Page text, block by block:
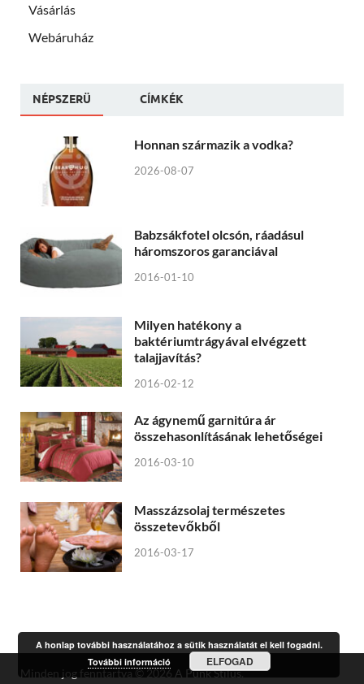
Vásárlás
Webáruház
NÉPSZERÜ CÍMKÉK
Honnan származik a vodka?
2026-08-07
Babzsákfotel olcsón, ráadásul
háromszoros garanciával
2016-01-10
Milyen hatékony a
baktériumtrágyával elvégzett
talajjavítás?
2016-02-12
Az ágynemű garnitúra ár
összehasonlításának lehetőségei
2016-03-10
Masszázsolaj természetes
összetevőkből
2016-03-17
Minden jog fenntartva © 2026 A Punk Stílus.
A honlap további használatához a sütik használatát el kell fogadni.
További információ
ELFOGAD